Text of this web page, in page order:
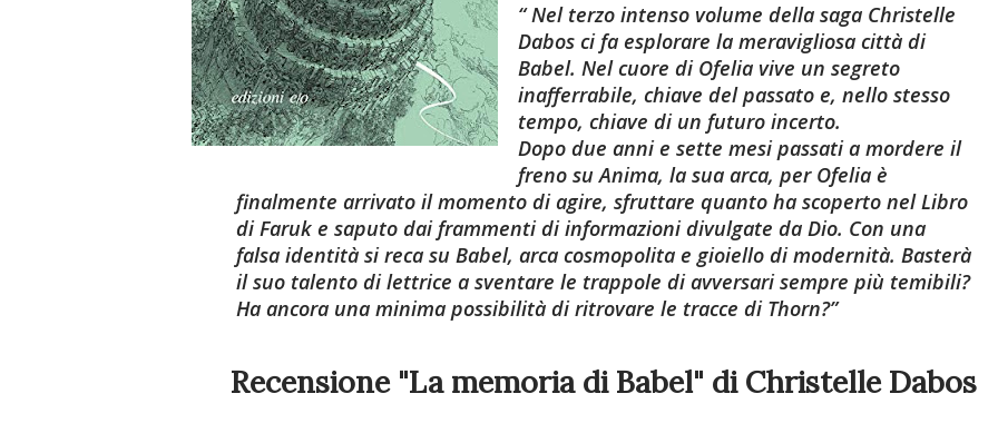
Nel terzo intenso volume della saga Christelle
Dabos ci fa esplorare la meravigliosa città di
Babel. Nel cuore di Ofelia vive un segreto
inafferrabile, chiave del passato e, nello stesso
tempo, chiave di un futuro incerto.
Dopo due anni e sette mesi passati a mordere il
freno su Anima, la sua arca, per Ofelia è
finalmente arrivato il momento di agire, sfruttare quanto ha scoperto nel Libro
di Faruk e saputo dai frammenti di informazioni divulgate da Dio. Con una
falsa identità si reca su Babel, arca cosmopolita e gioiello di modernità. Basterà
il suo talento di lettrice a sventare le trappole di avversari sempre più temibili?
Ha ancora una minima possibilità di ritrovare le tracce di Thorn?
Recensione "La memoria di Babel" di Christelle Dabos